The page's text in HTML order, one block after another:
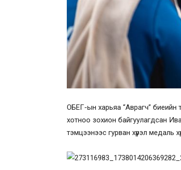
ОБЕГ-ын харьяа “Аврагч”
хотноо зохион байгуулагдсан
тэмцээнээс гурван хүрэл медаль